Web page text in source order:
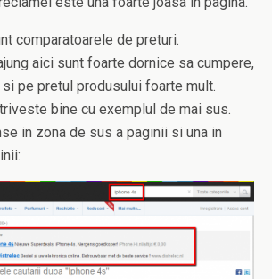
comparatoarele de preturi.
aici sunt foarte dornice sa cumpere,
pe pretul produsului foarte mult.
bine cu exemplul de mai sus.
in zona de sus a paginii si una in